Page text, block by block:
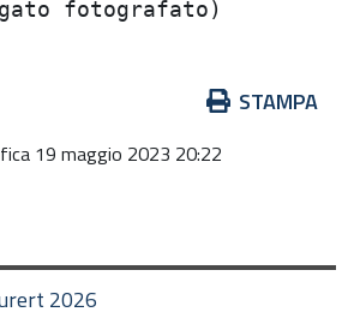
STAMPA
19 maggio 2023 20:22
2026